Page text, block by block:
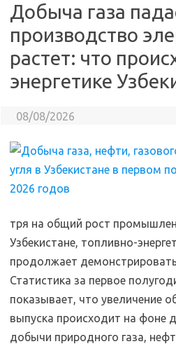
Добыча газа
производство
растет: что
энергетике
08/08/2026
тря на общий рост
Узбекистане, топливно-
продолжает
Статистика за первое
показывает, что увеличение
выпуска происходит на фоне
добычи природного газа,